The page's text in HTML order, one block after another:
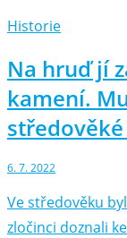
Historie
Na hruď jí
kamení.
6. 7. 2022
Ve středověku
zločinci doznali